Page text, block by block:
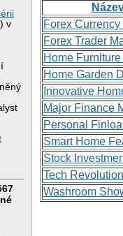
v
Forex Currency
Forex Trader
Home
Home Garden
Innovative
Major Finance
Personal
Smart Home
Stock
Tech
Washroom